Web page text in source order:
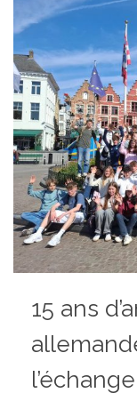
15 ans